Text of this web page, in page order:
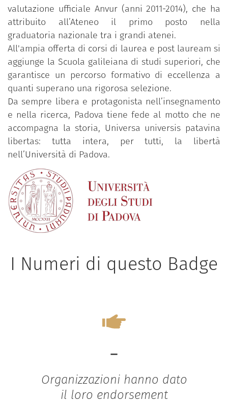
valutazione ufficiale Anvur (anni 2011-2014), che ha
attribuito all’Ateneo il primo posto nella
graduatoria nazionale tra i grandi atenei.
All'ampia offerta di corsi di laurea e post lauream si
aggiunge la Scuola galileiana di studi superiori, che
garantisce un percorso formativo di eccellenza a
quanti superano una rigorosa selezione.
Da sempre libera e protagonista nell’insegnamento
e nella ricerca, Padova tiene fede al motto che ne
accompagna la storia, Universa universis patavina
libertas: tutta intera, per tutti, la libertà
nell’Università di Padova.
I Numeri di questo Badge
-
Organizzazioni hanno dato
il loro endorsement